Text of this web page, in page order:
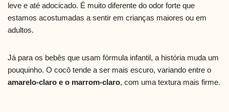
leve e até adocicado. É muito diferente do odor forte que
estamos acostumadas a sentir em crianças maiores ou em
adultos.
Já para os bebês que usam fórmula infantil, a história muda um
pouquinho. O cocô tende a ser mais escuro, variando entre o
amarelo-claro e o marrom-claro, com uma textura mais firme.